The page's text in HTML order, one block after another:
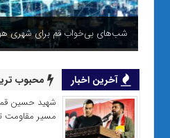
شب‌های بی‌خواب قم برای شهری
آخرین اخبار محبوب
شهید حسین
مسیر مقاومت